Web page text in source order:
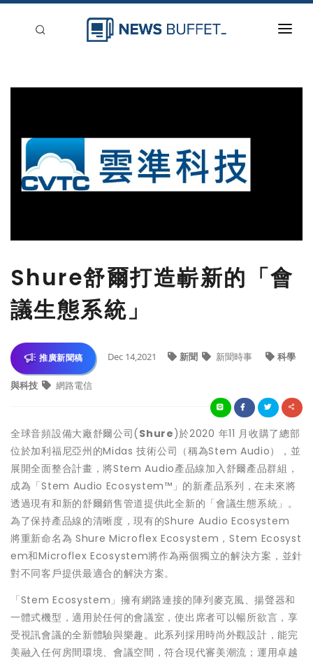
刊登
Shure舒爾打造嶄新的「會
議生態系統」
推廣新聞稿 Dec 14,2021 新聞 新聞時事 科學
與科技 網路電信
全球音頻設備大廠舒爾公司( Shure)於2020 年11 月收購了總部
位於加利福尼亞州的Midas 技術公司（稱為Stem Audio），並
展開全面整合計畫，將Stem Audio產品線加入舒爾產品群組，
成為「Stem Audio Ecosystem™」的新產品系列，在未來將
透過現有和新的舒爾銷售管道提供此全新的「會議生態系統」。
為了保持產品線的清晰度，現有的Shure Audio Ecosystem
將重新命名為 Shure Microflex Ecosystem，Stem Ecosyst
em和Microflex Ecosystem將作為兩個獨立的解決方案，並針
對不同客戶提供最適合的解決方案。
「Stem Ecosystem」擁有網路連接的陣列麥克風、揚聲器和
一體式機型，適用於任何的會議室，使出席者可以暢所欲言，享
受視訊會議的全新體驗與樂趣。此系列採用時尚外觀設計，能完
美融入任何房間環境、會議空間，符合現代審美潮流；運用卓越